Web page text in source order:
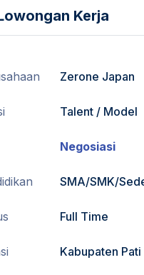
Kerja
Zerone Japan
Talent / Model
Negosiasi
SMA/SMK/
Full Time
Kabupaten Pati